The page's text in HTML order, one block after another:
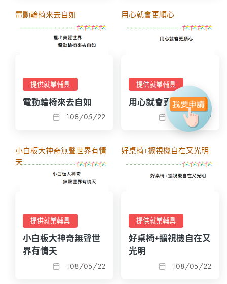
提供就業輔具
電動輪椅來去自如
108/05/22
電動輪椅來去自如
提供就業輔具
用心就會更順心
108/05/22
用心就會更順心
提供就業輔具
小白板大神奇無聲世
界有情天
108/05/22
小白板大神奇無聲世界有情
天
提供就業輔具
好桌椅+擴視機自在又
光明
108/05/22
好桌椅+擴視機自在又光明